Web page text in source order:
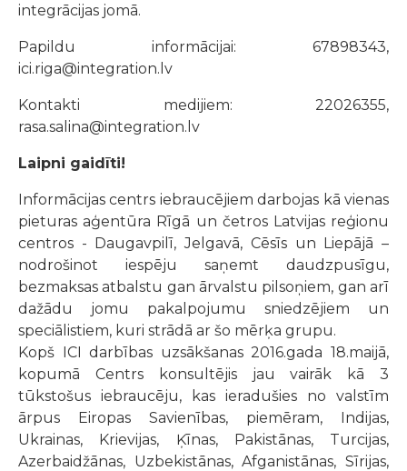
integrācijas jomā.
Papildu informācijai: 67898343,
ici.riga@integration.lv
Kontakti medijiem: 22026355,
rasa.salina@integration.lv
Laipni gaidīti!
Informācijas centrs iebraucējiem darbojas kā vienas
pieturas aģentūra Rīgā un četros Latvijas reģionu
centros - Daugavpilī, Jelgavā, Cēsīs un Liepājā –
nodrošinot iespēju saņemt daudzpusīgu,
bezmaksas atbalstu gan ārvalstu pilsoņiem, gan arī
dažādu jomu pakalpojumu sniedzējiem un
speciālistiem, kuri strādā ar šo mērķa grupu.
Kopš ICI darbības uzsākšanas 2016.gada 18.maijā,
kopumā Centrs konsultējis jau vairāk kā 3
tūkstošus iebraucēju, kas ieradušies no valstīm
ārpus Eiropas Savienības, piemēram, Indijas,
Ukrainas, Krievijas, Ķīnas, Pakistānas, Turcijas,
Azerbaidžānas, Uzbekistānas, Afganistānas, Sīrijas,